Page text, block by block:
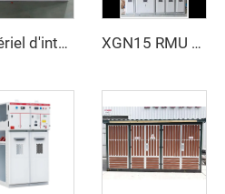
Matériel d'interrupteur à isolation au gaz SDM6 XGN15 RMU haute tension